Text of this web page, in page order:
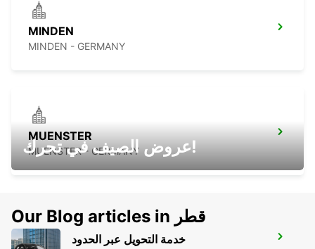
MINDEN
MINDEN - GERMANY
MUENSTER
MUENSTER - GERMANY
HOLZMINDEN
عروض الصيف في تحرك!
Our Blog articles in قطر
خدمة التحويل عبر الحدود